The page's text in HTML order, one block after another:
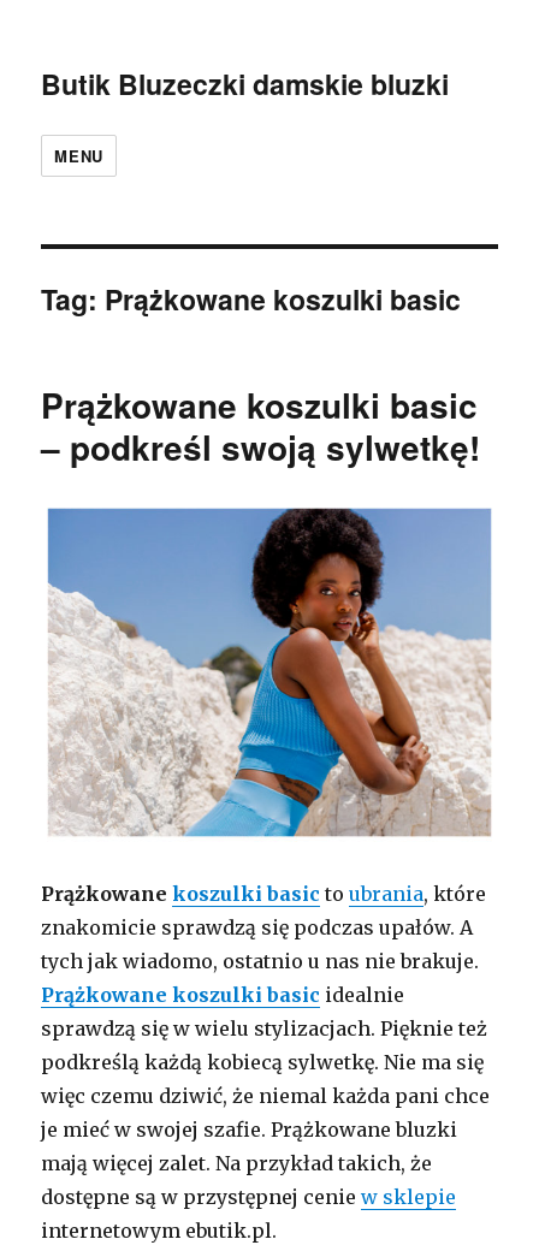
Butik Bluzeczki damskie bluzki
MENU
Tag: Prążkowane koszulki basic
Prążkowane koszulki basic
– podkreśl swoją sylwetkę!
Prążkowanekoszulki basic toubrania, które
znakomicie sprawdzą się podczas upałów. A
tych jak wiadomo, ostatnio u nas nie brakuje.
Prążkowane koszulki basic idealnie
sprawdzą się w wielu stylizacjach. Pięknie też
podkreślą każdą kobiecą sylwetkę. Nie ma się
więc czemu dziwić, że niemal każda pani chce
je mieć w swojej szafie. Prążkowane bluzki
mają więcej zalet. Na przykład takich, że
dostępne są w przystępnej ceniew sklepie
internetowym ebutik.pl.